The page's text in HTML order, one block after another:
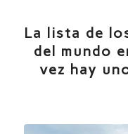
La lista de
del mundo
vez hay